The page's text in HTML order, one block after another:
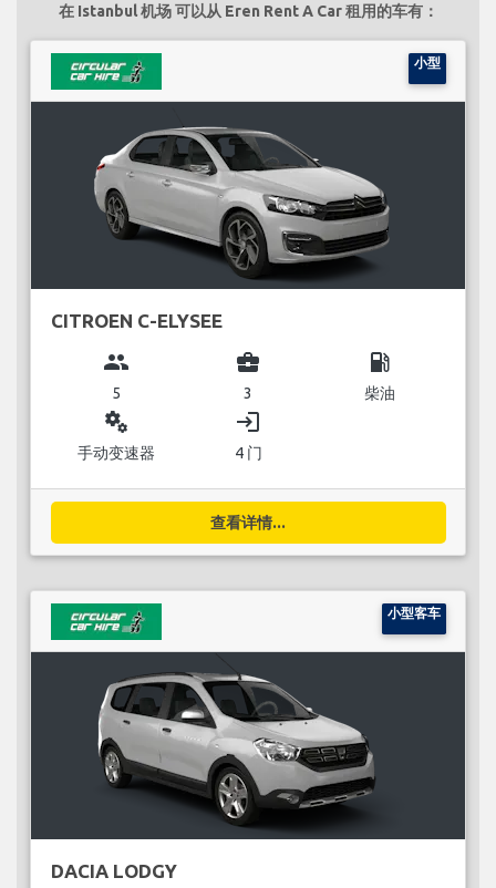
在 Istanbul 机场 可以从 Eren Rent A Car 租用的车有：
小型
CITROEN C-ELYSEE
group
5
business_center
3
local_gas_station
柴油
miscellaneous_services
手动变速器
login
4 门
查看详情...
小型客车
DACIA LODGY